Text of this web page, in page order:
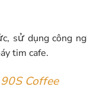
sử dụng công
tim cafe.
Coffee